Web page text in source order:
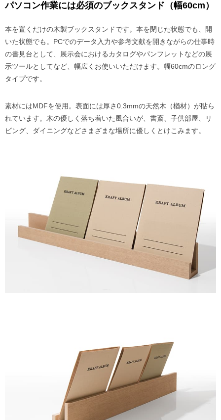
パソコン作業には必須のブックスタンド（幅60cm）
本を置くだけの木製ブックスタンドです。本を閉じた状態でも、開
いた状態でも。PCでのデータ入力や参考文献を開きながらの仕事時
の書見台として、展示会におけるカタログやパンフレットなどの展
示ツールとしてなど、幅広くお使いいただけます。幅60cmのロング
タイプです。
素材にはMDFを使用。表面には厚さ0.3mmの天然木（楢材）が貼ら
れています。木の優しく落ち着いた風合いが、書斎、子供部屋、リ
ビング、ダイニングなどさまざまな場所に優しくとけこみます。